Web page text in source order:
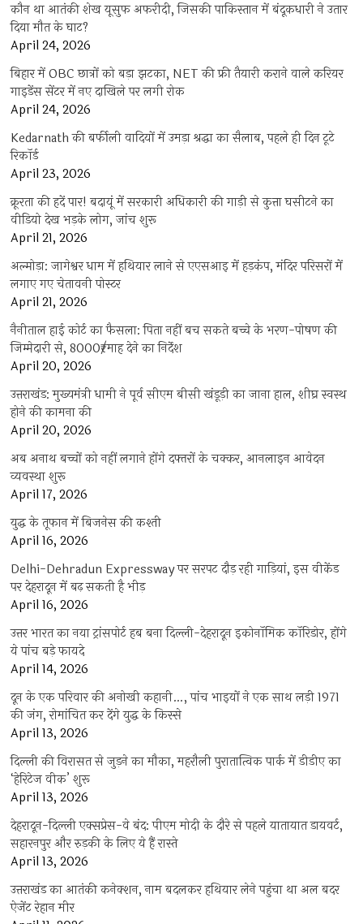
कौन था आतंकी शेख यूसुफ अफरीदी, जिसकी पाकिस्तान में बंदूकधारी ने उतार
दिया मौत के घाट?
April 24, 2026
बिहार में OBC छात्रों को बड़ा झटका, NET की फ्री तैयारी कराने वाले करियर
गाइडेंस सेंटर में नए दाखिले पर लगी रोक
April 24, 2026
Kedarnath की बर्फीली वादियों में उमड़ा श्रद्धा का सैलाब, पहले ही दिन टूटे
रिकॉर्ड
April 23, 2026
क्रूरता की हदें पार! बदायूं में सरकारी अधिकारी की गाड़ी से कुत्ता घसीटने का
वीडियो देख भड़के लोग, जांच शुरू
April 21, 2026
अल्मोड़ा: जागेश्वर धाम में हथियार लाने से एएसआइ में हड़कंप, मंदिर परिसरों में
लगाए गए चेतावनी पोस्टर
April 21, 2026
नैनीताल हाई कोर्ट का फैसला: पिता नहीं बच सकते बच्चे के भरण-पोषण की
जिम्मेदारी से, 8000₹/माह देने का निर्देश
April 20, 2026
उत्तराखंड: मुख्यमंत्री धामी ने पूर्व सीएम बीसी खंडूड़ी का जाना हाल, शीघ्र स्वस्थ
होने की कामना की
April 20, 2026
अब अनाथ बच्चों को नहीं लगाने होंगे दफ्तरों के चक्कर, आनलाइन आवेदन
व्यवस्था शुरू
April 17, 2026
युद्ध के तूफान में बिजनेस की कश्ती
April 16, 2026
Delhi-Dehradun Expressway पर सरपट दौड़ रही गाड़ियां, इस वीकेंड
पर देहरादून में बढ़ सकती है भीड़
April 16, 2026
उत्तर भारत का नया ट्रांसपोर्ट हब बना दिल्ली-देहरादून इकोनॉमिक कॉरिडोर, होंगे
ये पांच बड़े फायदे
April 14, 2026
दून के एक परिवार की अनोखी कहानी…, पांच भाइयों ने एक साथ लड़ी 1971
की जंग, रोमांचित कर देंगे युद्ध के किस्से
April 13, 2026
दिल्ली की विरासत से जुड़ने का मौका, महरौली पुरातात्विक पार्क में डीडीए का
‘हेरिटेज वीक’ शुरू
April 13, 2026
देहरादून-दिल्ली एक्सप्रेस-वे बंद: पीएम मोदी के दौरे से पहले यातायात डायवर्ट,
सहारनपुर और रुड़की के लिए ये हैं रास्ते
April 13, 2026
उत्तराखंड का आतंकी कनेक्शन, नाम बदलकर हथियार लेने पहुंचा था अल बदर
ऐजेंट रेहान मीर